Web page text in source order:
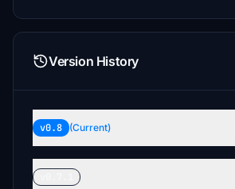
Version History
v0.8 (Current)